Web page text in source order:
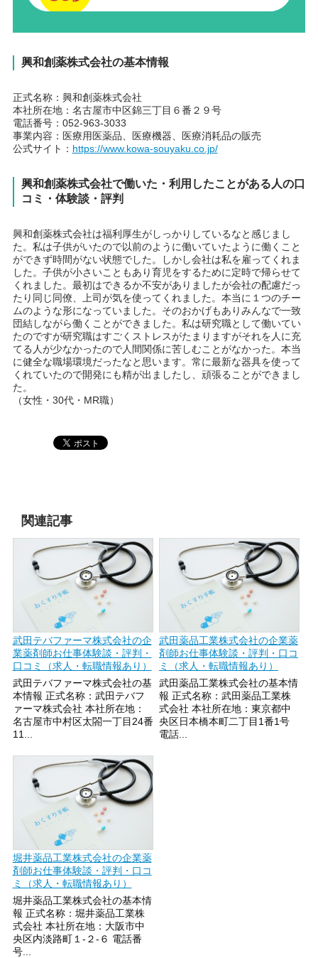
興和創薬株式会社の基本情報
正式名称：興和創薬株式会社
本社所在地：名古屋市中区錦三丁目６番２９号
電話番号：052-963-3033
事業内容：医療用医薬品、医療機器、医療消耗品の販売
公式サイト： https://www.kowa-souyaku.co.jp/
興和創薬株式会社で働いた・利用したことがある人の口
コミ・体験談・評判
興和創薬株式会社は福利厚生がしっかりしているなと感じまし
た。私は子供がいたので以前のように働いていたように働くこと
ができず時間がない状態でした。しかし会社は私を雇ってくれま
した。子供が小さいこともあり育児をするために定時で帰らせて
くれました。最初はできるか不安がありましたが会社の配慮だっ
たり同じ同僚、上司が気を使ってくれました。本当に１つのチー
ムのような形になっていました。そのおかげもありみんなで一致
団結しながら働くことができました。私は研究職として働いてい
たのですが研究職はすごくストレスがたまりますがそれを人に充
てる人が少なかったので人間関係に苦しむことがなかった。本当
に健全な職場環境だったなと思います。常に最新な器具を使って
くれていたので開発にも精が出ましたし、頑張ることができまし
た。
（女性・30代・MR職）
関連記事
武田テバファーマ株式会社の企
業薬剤師お仕事体験談・評判・
口コミ（求人・転職情報あり）
武田テバファーマ株式会社の基
本情報 正式名称：武田テバフ
ァーマ株式会社 本社所在地：
名古屋市中村区太閤一丁目24番
11...
武田薬品工業株式会社の企業薬
剤師お仕事体験談・評判・口コ
ミ（求人・転職情報あり）
武田薬品工業株式会社の基本情
報 正式名称：武田薬品工業株
式会社 本社所在地：東京都中
央区日本橋本町二丁目1番1号
電話...
堀井薬品工業株式会社の企業薬
剤師お仕事体験談・評判・口コ
ミ（求人・転職情報あり）
堀井薬品工業株式会社の基本情
報 正式名称：堀井薬品工業株
式会社 本社所在地：大阪市中
央区内淡路町１-２-６ 電話番
号...